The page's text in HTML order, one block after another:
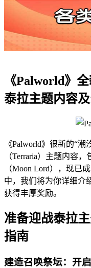
《Palworld》
泰拉主题内容
《Palworld》很新的“
（Terraria）主题内容，
（Moon Lord），现已
中，我们将为你详细介
获得丰厚奖励。
准备迎战泰拉
指南
建造召唤祭坛：开